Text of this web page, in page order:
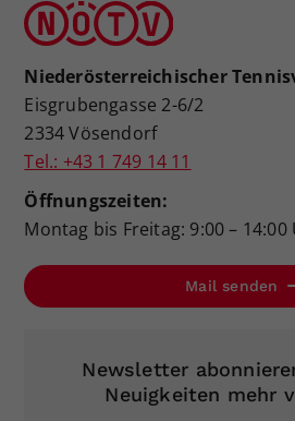
Niederösterreichischer
Eisgrubengasse 2-6/2
2334 Vösendorf
Tel.: +43 1 749 14 11
Öffnungszeiten:
Montag bis Freitag: 9:00 – 14:00
Mail senden
Newsletter
Neuigkeiten mehr